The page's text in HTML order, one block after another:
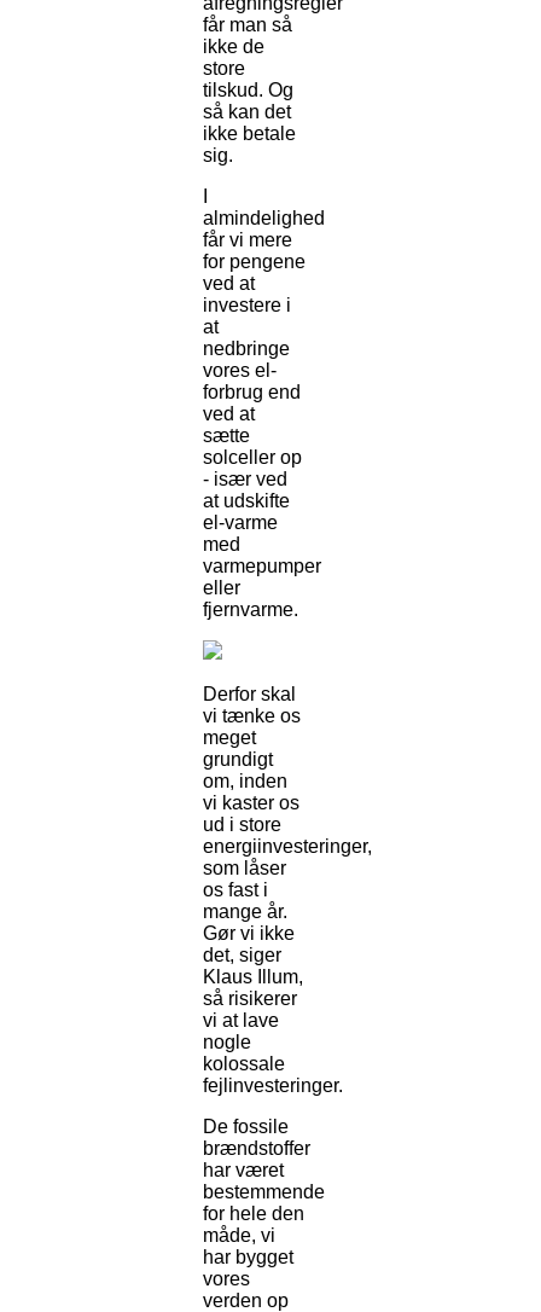
får man så
ikke de
store
tilskud. Og
så kan det
ikke betale
sig.
almindelighed
får vi mere
for pengene
ved at
investere i
at
nedbringe
vores el-
forbrug end
ved at
sætte
solceller op
- især ved
at udskifte
el-varme
med
varmepumper
eller
fjernvarme.
Derfor skal
vi tænke os
meget
grundigt
om, inden
vi kaster os
ud i store
energiinvesteringer,
som låser
os fast i
mange år.
Gør vi ikke
det, siger
Klaus Illum,
så risikerer
vi at lave
nogle
kolossale
fejlinvesteringer.
De fossile
brændstoffer
har været
bestemmende
for hele den
måde, vi
har bygget
vores
verden op